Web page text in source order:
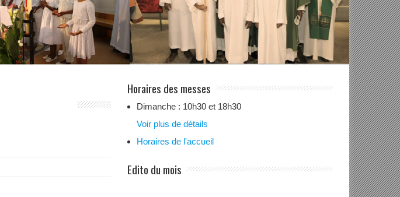
Horaires des messes
Dimanche : 10h30 et 18h30
Voir plus de détails
Horaires de l'accueil
Edito du mois